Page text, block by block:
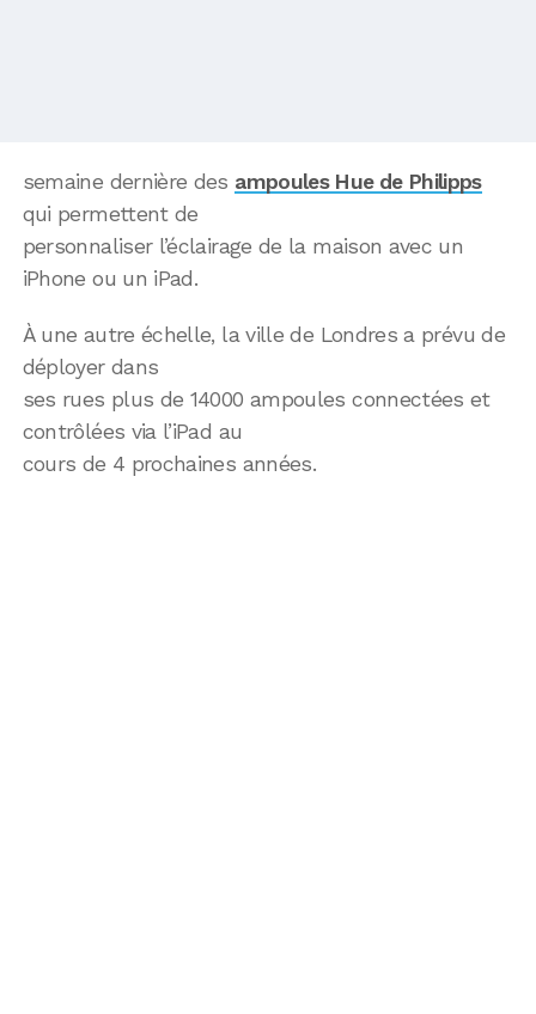
semaine dernière des ampoules Hue de Philipps
qui permettent de
personnaliser l’éclairage de la maison avec un
iPhone ou un iPad.
À une autre échelle, la ville de Londres a prévu de
déployer dans
ses rues plus de 14000 ampoules connectées et
contrôlées via l’iPad au
cours de 4 prochaines années.